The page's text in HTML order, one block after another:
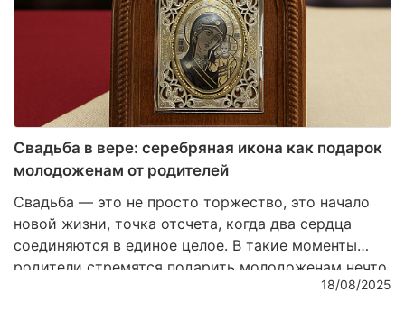
браслеты нуждаются в особом уходе и как
сохранить их первозданную красоту.
Свадьба в вере: серебряная икона как подарок
молодоженам от родителей
Свадьба — это не просто торжество, это начало
новой жизни, точка отсчета, когда два сердца
соединяются в единое целое. В такие моменты
родители стремятся подарить молодоженам нечто
особенное, что будет хранить духовную связь,18/08/2025